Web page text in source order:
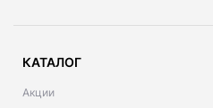
КАТАЛОГ
Акции